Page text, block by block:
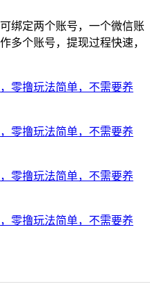
绑定两个账号，一个微信账
多个账号，提现过程快速，